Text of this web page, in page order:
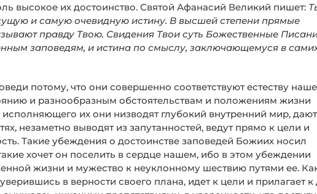
высокое их достоинство. Святой Афанасий Великий пишет:
и самую очевидную истину. В высшей степени прямые
правду Твою. Свидения Твои суть Божественные
заповедям, и истина по смыслу, заключающемуся в
потому, что они совершенно соответствуют естеству
и разнообразным обстоятельствам и положениям жизни
исполняющего их они низводят глубокий внутренний мир,
незаметно выводят из запутанностей, ведут прямо к цели и
Такие убеждения о достоинстве заповедей Божиих носил
хочет он поселить в сердце нашем, ибо в этом убеждении
жизни и мужество к неуклонному шествию путями ее.
в верности своего плана, идет к цели и прилагает к